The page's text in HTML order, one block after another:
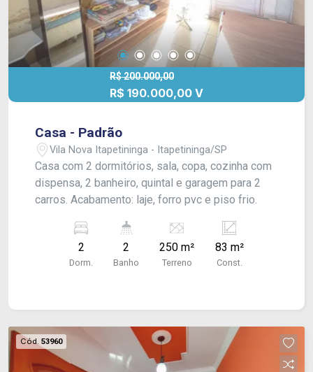
R$ 200.000,00
R$ 190.000,00 V
Casa - Padrão
Vila Nova Itapetininga - Itapetininga/SP
Casa com 2 dormitórios, sala, copa, cozinha com
dispensa, 2 banheiro, quintal e garagem para 2
carros. Acabamento: laje, forro pvc e piso frio.
2
Dorm.
2
Banho
250 m²
Terreno
83 m²
Const.
Cód. 53960